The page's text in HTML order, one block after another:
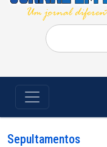
Pesquisar
por:
Sepultamentos